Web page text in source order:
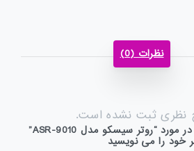
نظرات (0)
نظری ثبت نشده است.
اولین نفری باشید که در مورد “روتر سیسکو مدل ASR-9010”
خود را می نویسید